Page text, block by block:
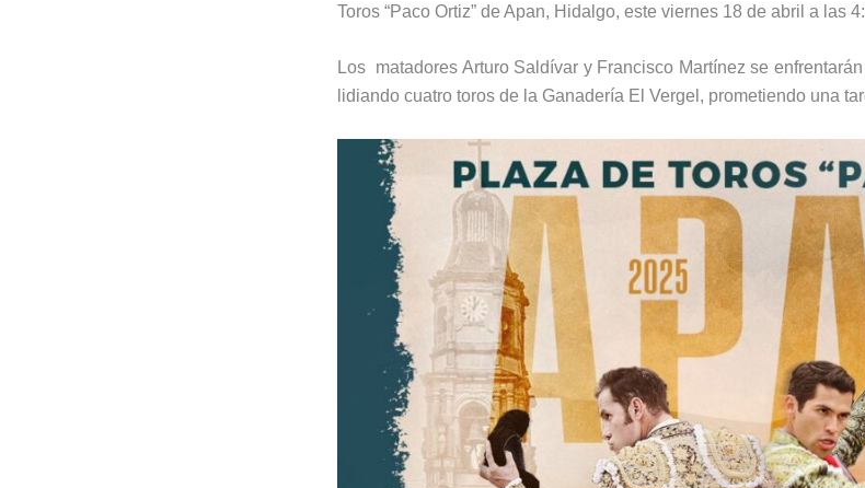
Toros “Paco Ortiz” de Apan, Hidalgo, este viernes 18 de abril a las
Los matadores Arturo Saldívar y Francisco Martínez se
lidiando cuatro toros de la Ganadería El Vergel, prometiendo una